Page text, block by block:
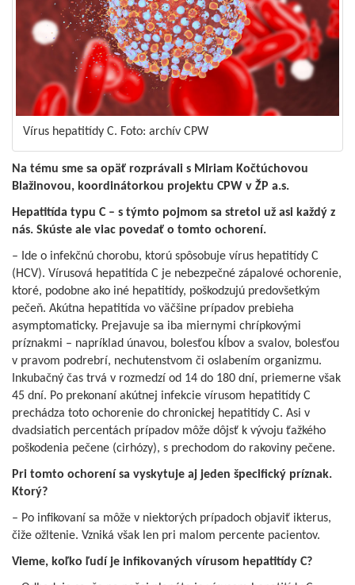
Vírus hepatitídy C. Foto: archív CPW
Na tému sme sa opäť rozprávali s Miriam Kočtúchovou
Blažinovou, koordinátorkou projektu CPW v ŽP a.s.
Hepatitída typu C – s týmto pojmom sa stretol už asi každý z
nás. Skúste ale viac povedať o tomto ochorení.
– Ide o infekčnú chorobu, ktorú spôsobuje vírus hepatitídy C
(HCV). Vírusová hepatitída C je nebezpečné zápalové ochorenie,
ktoré, podobne ako iné hepatitídy, poškodzujú predovšetkým
pečeň. Akútna hepatitída vo väčšine prípadov prebieha
asymptomaticky. Prejavuje sa iba miernymi chrípkovými
príznakmi – napríklad únavou, bolesťou kĺbov a svalov, bolesťou
v pravom podrebrí, nechutenstvom či oslabením organizmu.
Inkubačný čas trvá v rozmedzí od 14 do 180 dní, priemerne však
45 dní. Po prekonaní akútnej infekcie vírusom hepatitídy C
prechádza toto ochorenie do chronickej hepatitídy C. Asi v
dvadsiatich percentách prípadov môže dôjsť k vývoju ťažkého
poškodenia pečene (cirhózy), s prechodom do rakoviny pečene.
Pri tomto ochorení sa vyskytuje aj jeden špecifický príznak.
Ktorý?
– Po infikovaní sa môže v niektorých prípadoch objaviť ikterus,
čiže ožltenie. Vzniká však len pri malom percente pacientov.
Vieme, koľko ľudí je infikovaných vírusom hepatitídy C?